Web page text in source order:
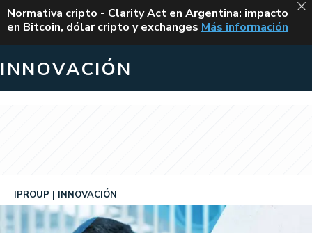
ALERTA
Normativa cripto - Clarity Act en Argentina: impacto
en Bitcoin, dólar cripto y exchanges CLARITY ACT EN
Más información
INNOVACIÓN
IPROUP INNOVACIÓN